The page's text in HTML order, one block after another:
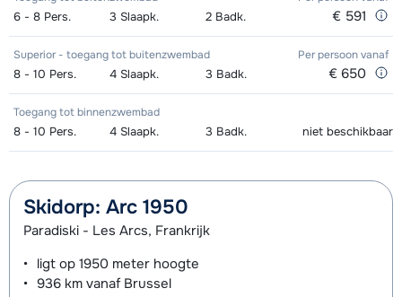
Stokken (8 dagen)
van week
Zilver (Evolution) Ski's + Stokken (8
dagen)
afhankelijk
van week
Zilver (Evolution) Schoenen (8
dagen)
van week
Mini Kid Ski's + Stokken + Schoenen
afhankelijk
Mini Kid Ski's + Stokken (8 dagen)
afhankelijk
van week
Mini Kid Schoenen (8 dagen)
afhankelijk
6 - 8 Pers. 3 Slaapk. 2 Badk. € 591
Superior - toegang tot buitenzwembad Per persoonvanaf
8 - 10 Pers. 4 Slaapk. 3 Badk. € 650
Toegang tot binnenzwembad
8 - 10 Pers. 4 Slaapk. 3 Badk. niet beschikbaar
Skidorp: Arc 1950
Paradiski - Les Arcs, Frankrijk
ligt op 1950 meter hoogte
936 km vanaf Brussel